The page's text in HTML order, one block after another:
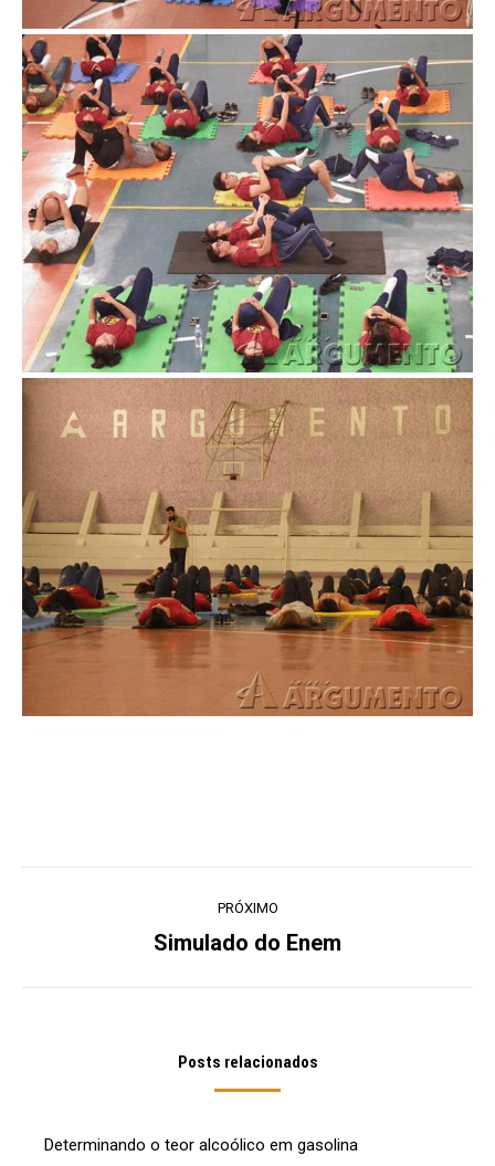
PRÓXIMO
Próximo
Simulado do Enem
Posts relacionados
Determinando o teor alcoólico em gasolina